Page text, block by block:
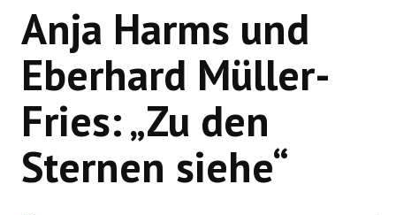
WIR ÜBER UNS
Anja Harms und
Eberhard Müller-
Fries: „Zu den
Sternen siehe“